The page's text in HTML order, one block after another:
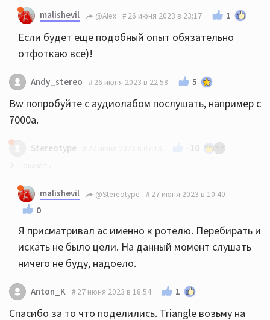
malishevil @Alex 26 июня 2023 в 23:17 1
Если будет ещё подобный опыт обязательно
отфоткаю все)!
Andy_stereo 26 июня 2023 в 22:58 5
Bw попробуйте с аудиолабом послушать, например с
7000а.
Stereotype -10
А в салоне вам альтернативные варианты АС
послушать не предлагали?
Для БВ вам необходимо было поперебирать
усилители между разными брендами и попробовать
поднять планку цены повыше на усиление, чтобы в
них вдохнуть жизнь
malishevil @Stereotype 27 июня 2023 в 10:40
0
Я присматривал ас именно к ротелю. Перебирать и
искать не было цели. На данный момент слушать
ничего не буду, надоело.
Anton_K 27 июня 2023 в 18:54 1
Спасибо за то что поделились. Triangle возьму на